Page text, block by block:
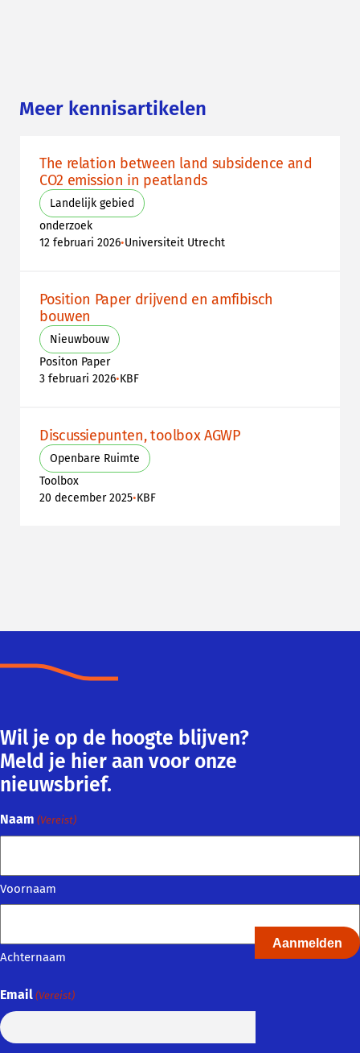
Meer kennisartikelen
The relation between land subsidence and
CO2 emission in peatlands
Landelijk gebied
onderzoek
12 februari 2026•Universiteit Utrecht
Position Paper drijvend en amfibisch
bouwen
Nieuwbouw
Positon Paper
3 februari 2026•KBF
Discussiepunten, toolbox AGWP
Openbare Ruimte
Toolbox
20 december 2025•KBF
Wil je op de hoogte blijven?
Meld je hier aan voor onze
nieuwsbrief.
Naam (Vereist)
Voornaam
Achternaam
Email (Vereist)